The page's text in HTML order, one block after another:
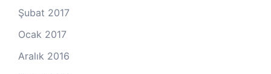
Şubat 2017
Ocak 2017
Aralık 2016